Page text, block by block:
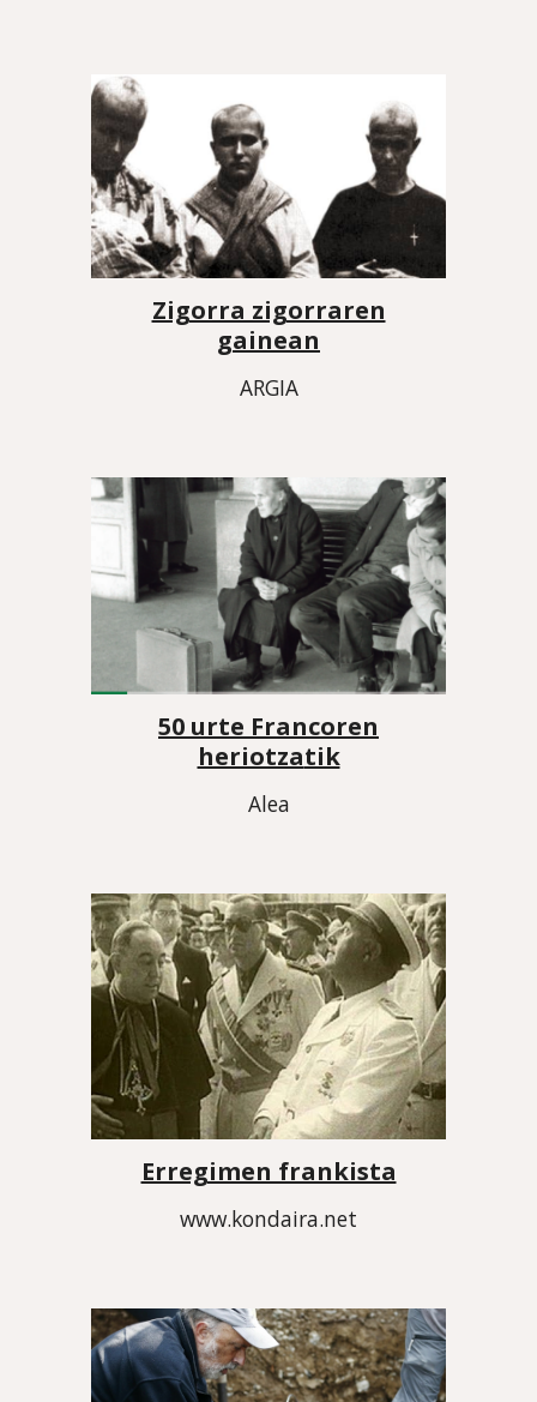
Zigorra zigorraren
gainean
ARGIA
50 urte Francoren
heriotzatik
Alea
Erregimen frankista
www.kondaira.net